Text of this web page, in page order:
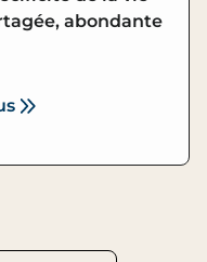
abondante